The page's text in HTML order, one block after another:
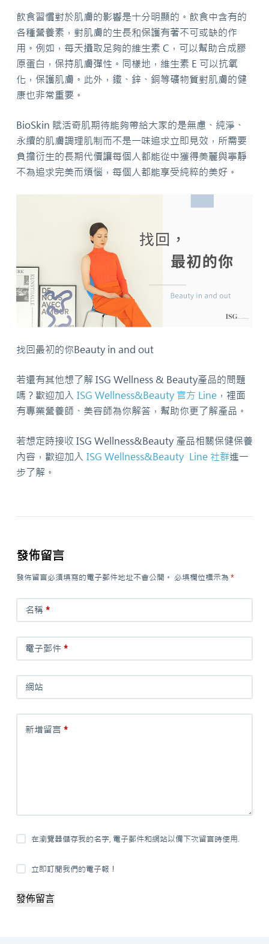
飲食習慣對於肌膚的影響是十分明顯的。飲食中含有的
各種營養素，對肌膚的生長和保護有著不可或缺的作
用。例如，每天攝取足夠的維生素 C，可以幫助合成膠
原蛋白，保持肌膚彈性。同樣地，維生素 E 可以抗氧
化，保護肌膚。此外，鐵、鋅、銅等礦物質對肌膚的健
康也非常重要。
BioSkin 賦活奇肌期待能夠帶給大家的是無慮、純淨、
永續的肌膚調理肌制而不是一味追求立即見效，所需要
負擔衍生的長期代價讓每個人都能從中獲得美麗與寧靜
不為追求完美而煩惱，每個人都能享受純粹的美好。
找回最初的你Beauty in and out
若還有其他想了解 ISG Wellness & Beauty產品的問題
嗎？歡迎加入 ISG Wellness&Beauty 官方 Line，裡面
有專業營養師、美容師為你解答，幫助你更了解產品。
若想定時接收 ISG Wellness&Beauty 產品相關保健保養
內容，歡迎加入 ISG Wellness&Beauty Line 社群進一
步了解。
發佈留言
發佈留言必須填寫的電子郵件地址不會公開。 必填欄位標示為 *
名稱 *
電子郵件*
網站
新增留言 *
在瀏覽器儲存我的名字, 電子郵件和網站以備下次留言時使用.
立即訂閱我們的電子報！
發佈留言